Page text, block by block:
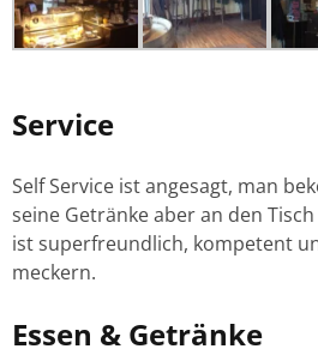
Service
Self Service ist angesagt, man
seine Getränke aber an den
ist superfreundlich, kompetent
meckern.
Essen & Getränke